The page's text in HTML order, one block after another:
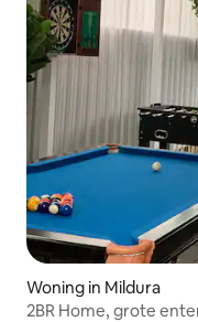
Woning in Mildura
2BR Home, grote